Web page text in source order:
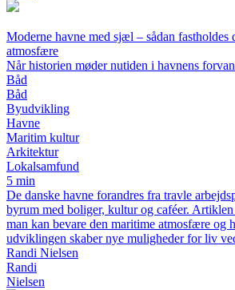
Moderne havne med sjæl – sådan fastholdes
atmosfære
Når historien møder nutiden i havnens
Båd
Båd
Byudvikling
Havne
Maritim kultur
Arkitektur
Lokalsamfund
5 min
De danske havne forandres fra travle
byrum med boliger, kultur og caféer.
man kan bevare den maritime atmosfære og
udviklingen skaber nye muligheder for liv
Randi Nielsen
Randi
Nielsen